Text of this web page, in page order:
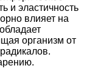
и эластичность
влияет на
организм от